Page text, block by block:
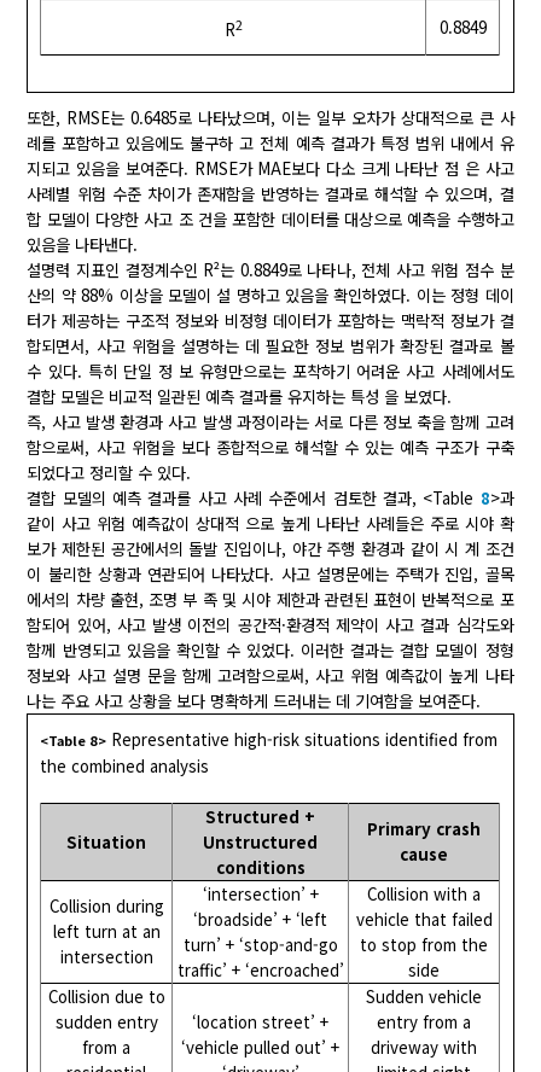
R2 0.8849
또한, RMSE는 0.6485로 나타났으며, 이는 일부 오차가 상대적으로 큰 사
례를 포함하고 있음에도 불구하 고 전체 예측 결과가 특정 범위 내에서 유
지되고 있음을 보여준다. RMSE가 MAE보다 다소 크게 나타난 점 은 사고
사례별 위험 수준 차이가 존재함을 반영하는 결과로 해석할 수 있으며, 결
합 모델이 다양한 사고 조 건을 포함한 데이터를 대상으로 예측을 수행하고
있음을 나타낸다.
설명력 지표인 결정계수인 R²는 0.8849로 나타나, 전체 사고 위험 점수 분
산의 약 88% 이상을 모델이 설 명하고 있음을 확인하였다. 이는 정형 데이
터가 제공하는 구조적 정보와 비정형 데이터가 포함하는 맥락적 정보가 결
합되면서, 사고 위험을 설명하는 데 필요한 정보 범위가 확장된 결과로 볼
수 있다. 특히 단일 정 보 유형만으로는 포착하기 어려운 사고 사례에서도
결합 모델은 비교적 일관된 예측 결과를 유지하는 특성 을 보였다.
즉, 사고 발생 환경과 사고 발생 과정이라는 서로 다른 정보 축을 함께 고려
함으로써, 사고 위험을 보다 종합적으로 해석할 수 있는 예측 구조가 구축
되었다고 정리할 수 있다.
결합 모델의 예측 결과를 사고 사례 수준에서 검토한 결과, <Table 8>과
같이 사고 위험 예측값이 상대적 으로 높게 나타난 사례들은 주로 시야 확
보가 제한된 공간에서의 돌발 진입이나, 야간 주행 환경과 같이 시 계 조건
이 불리한 상황과 연관되어 나타났다. 사고 설명문에는 주택가 진입, 골목
에서의 차량 출현, 조명 부 족 및 시야 제한과 관련된 표현이 반복적으로 포
함되어 있어, 사고 발생 이전의 공간적·환경적 제약이 사고 결과 심각도와
함께 반영되고 있음을 확인할 수 있었다. 이러한 결과는 결합 모델이 정형
정보와 사고 설명 문을 함께 고려함으로써, 사고 위험 예측값이 높게 나타
나는 주요 사고 상황을 보다 명확하게 드러내는 데 기여함을 보여준다.
<Table 8> Representative high-risk situations identified from
the combined analysis
Situation
Structured +
Unstructured
conditions
Primary crash
cause
Collision during
left turn at an
intersection
‘intersection’ +
‘broadside’ + ‘left
turn’ + ‘stop-and-go
traffic’ + ‘encroached’
Collision with a
vehicle that failed
to stop from the
side
Collision due to
sudden entry
from a
‘location street’ +
‘vehicle pulled out’ +
Sudden vehicle
entry from a
driveway with